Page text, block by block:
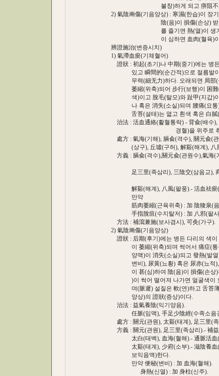
불창)하게 되고 痹阻不通(비조
2) 氣陰兩傷(기음양상) : 寒濕(한습)이 장기
陰(음)이 損傷(손상) 받거나 혹은
를 즐기면 熱(열)이 생겨 經絡(경
이 심하면 血肉(혈육)이 부패하
辨證施治(변증시치)
1) 氣滯血瘀(기체혈어)
證狀 : 初起(초기)나 中期(중기)에는 병든
있고 瞬間的(순간적)으로 절름발이 걸
무력(細无力)하다. 오래되면 局部(국부
萎縮(위축)되어 步行(보행)이 困難(곤
색)이고 脫毛(탈모)와 趾甲(지갑)이 두
나 혹은 消失(소실)되며 腰痛(요통), 어
舌苔(설태)는 엷고 흰색 혹은 白膩(백
治法 : 活血通絡(활혈통락) - 背兪(배수),
경혈)을 위주로 취
處方 : 氣海(기해), 膈兪(격수), 關元兪(관
(상구), 丘墟(구허), 解谿(해계), 八
方義 : 膈兪(격수),關元兪(관원수),氣海(기
足三里(족삼리), 三陰交(삼음교), 商丘(
解谿(해계), 八風(팔풍).- 活血祛瘀(활
만약
筋肉萎縮(근육위축) : 加 陰陵泉(음능
手指脫疽(수지탈저) : 加 八邪(팔사),
方法 : 補瀉兼施(보사겸시), 可灸(가구).
2) 氣陰兩傷(기음양상)
證狀 : 后期(후기)에는 병든 다리의 색이
이 萎縮(위축)되며 썩어서 痛症(통증)
양맥)이 消失(소실)되고 發熱(발열), 口
변비), 尿黃(뇨황) 혹은 尿赤(뇨적),舌
이 甚(심)하여 陰(음)이 損傷(손상)된
)이 썩어 떨어져 나가면 얼굴색이 노랗
며(脈遲) 설질은 軟(연)하고 舌苔薄白(
양상)의 證狀(증상)이다.
治法 : 益氣養陰(익기양음).
任脈(임맥), 手足少陰經(수족소음경)
處方 : 關元(관원), 太谿(태계), 足三里(족
方義 : 關元(관원), 足三里(족삼리).- 補益
太白(태백), 血海(혈해).- 通脈活血(
太谿(태계), 少府(소부).- 滋陰養血(자
보익음액)한다.
만약 便秘(변비) : 加 血海(혈해).
身熱(신열) : 加 身柱(신주).